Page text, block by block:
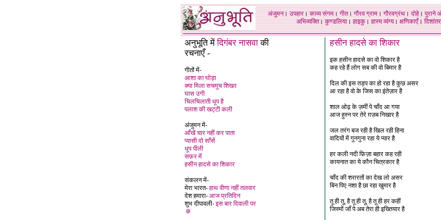
अंजुमन।उपहार।काव्य संगम।गीत।गौरव ग्राम।गौरवग्रंथ।दोहे।पुराने
अभिव्यक्ति।कुण्डलिया।हाइकु।हास्य व्यंग्य।क्षणिकाएँ।दिशांतर
अनुभूति मेंदिगंबर नासवा की
रचनाएँ -
गीतों में-
आशा का घोड़ा
क्या मिला सचमुच शिखर
घास उगी
चिलचिलाती धूप है
पलाश की खट्टी कली
अंजुमन में-
आँखें चार नहीं कर पाता
प्यासी दो साँसें
धूप पीली
सफ़र में
हसीन हादसे का शिकार
संकलन में-
मेरा भारत-हाथ वीणा नहीं तलवार
देश हमारा- आज प्रतिदिन
शुभ दीपावली-इस बार दिवाली पर
हसीन हादसे का शिकार
इक हसीन हादसे का वो शिकार है
कह रहे हैं लोग सब की वो बिमार है
दिल की इस तड़प का हो रहा है कुछ असर
आ रहा है वो के जिस का इंतेज़ार है
शाल ओढ़ के ज़मीं पे चाँद आ गया
आज हुस्न पर तेरे ग़ज़ब निखार है
जल तरंग बज रही है खिल रही हिना
वादियों में गुनगुना रहा ये प्यार है
हर कली नदी फ़िज़ा बहार कह रही
कायनात का ये कौन चित्रकार है
चाँद की शरारतों का देख लो असर
बिन पिए नशा है छा रहा खुमार है
तू ही तू, है तू ही तू, है तू ही हर कहीं
जिस्मों जाँ पे अब तेरा ही इख्तियार है